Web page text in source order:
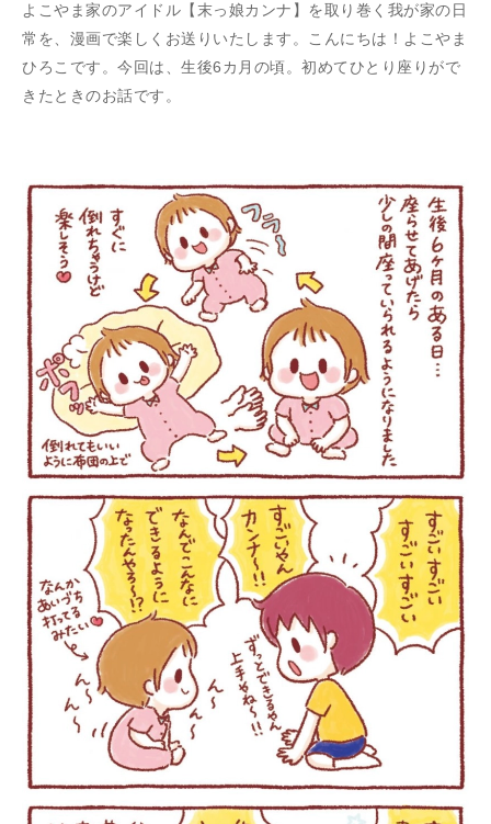
よこやま家のアイドル【末っ娘カンナ】を取り巻く我が家の日
常を、漫画で楽しくお送りいたします。こんにちは！よこやま
ひろこです。今回は、生後6カ月の頃。初めてひとり座りがで
きたときのお話です。